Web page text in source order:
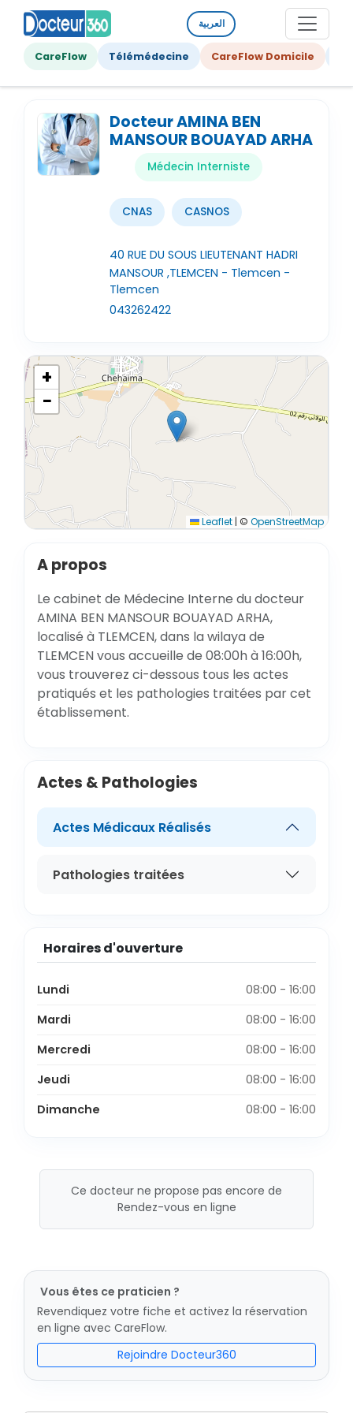
العربية
CareFlow Télémédecine CareFlow Domicile
Docteur AMINA BEN
MANSOUR BOUAYAD ARHA
Médecin Interniste
CNAS CASNOS
40 RUE DU SOUS LIEUTENANT HADRI
MANSOUR ,TLEMCEN - Tlemcen -
Tlemcen
043262422
+
−
Leaflet | © OpenStreetMap
A propos
Le cabinet de Médecine Interne du docteur
AMINA BEN MANSOUR BOUAYAD ARHA,
localisé à TLEMCEN, dans la wilaya de
TLEMCEN vous accueille de 08:00h à 16:00h,
vous trouverez ci-dessous tous les actes
pratiqués et les pathologies traitées par cet
établissement.
Actes & Pathologies
Actes Médicaux Réalisés
Pathologies traitées
Horaires d'ouverture
Lundi
08:00 - 16:00
Mardi
08:00 - 16:00
Mercredi
08:00 - 16:00
Jeudi
08:00 - 16:00
Dimanche
08:00 - 16:00
Ce docteur ne propose pas encore de
Rendez-vous en ligne
Vous êtes ce praticien ?
Revendiquez votre fiche et activez la réservation
en ligne avec CareFlow.
Rejoindre Docteur360